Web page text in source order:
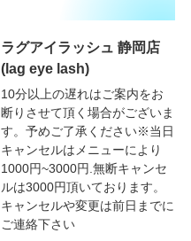
ラグアイラッシュ 静岡店
(lag eye lash)
10分以上の遅れはご案内をお
断りさせて頂く場合がございま
す。予めご了承ください※当日
キャンセルはメニューにより
1000円~3000円.無断キャンセ
ルは3000円頂いております。
キャンセルや変更は前日までに
ご連絡下さい